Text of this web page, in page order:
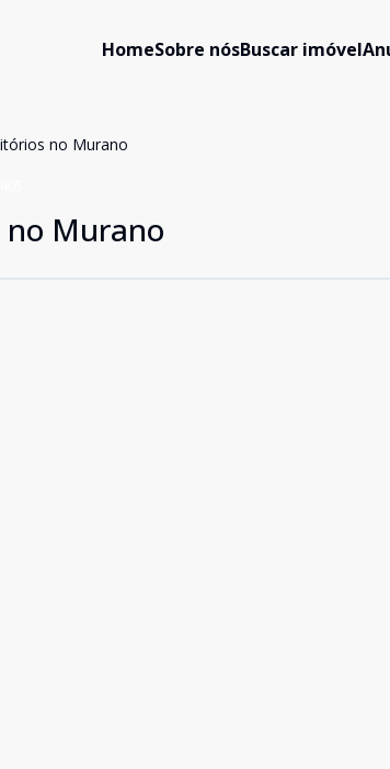
HomeSobre nósBuscar imóvel
no Murano
no Murano